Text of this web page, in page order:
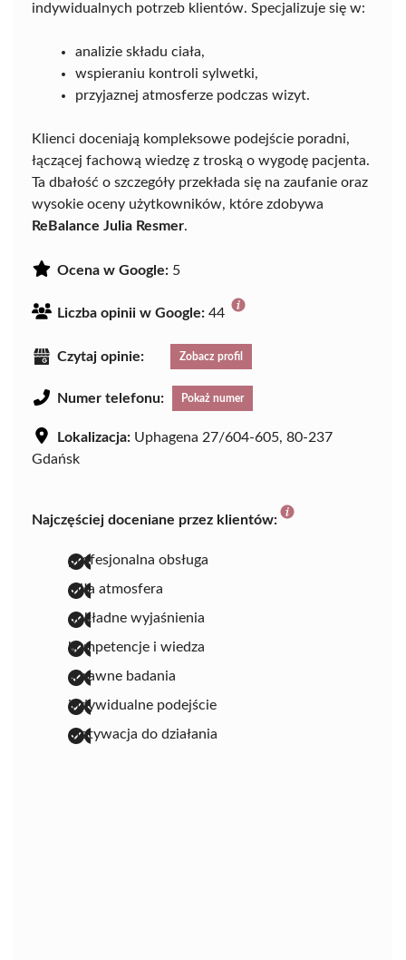
indywidualnych potrzeb klientów. Specjalizuje się w:
analizie składu ciała,
wspieraniu kontroli sylwetki,
przyjaznej atmosferze podczas wizyt.
Klienci doceniają kompleksowe podejście poradni,
łączącej fachową wiedzę z troską o wygodę pacjenta.
Ta dbałość o szczegóły przekłada się na zaufanie oraz
wysokie oceny użytkowników, które zdobywa
ReBalance Julia Resmer.
Ocena w Google: 5
Liczba opinii w Google: 44
Czytaj opinie: Zobacz profil
Numer telefonu: Pokaż numer
Lokalizacja: Uphagena 27/604-605, 80-237
Gdańsk
Najczęściej doceniane przez klientów:
profesjonalna obsługa
miła atmosfera
dokładne wyjaśnienia
kompetencje i wiedza
sprawne badania
indywidualne podejście
motywacja do działania